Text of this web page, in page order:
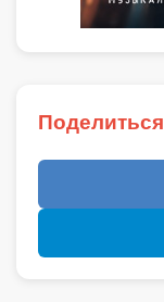
Поделиться